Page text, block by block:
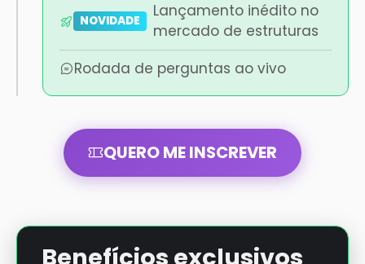
NOVIDADE
Lançamento inédito no
mercado de estruturas
Rodada de perguntas ao vivo
QUERO ME INSCREVER